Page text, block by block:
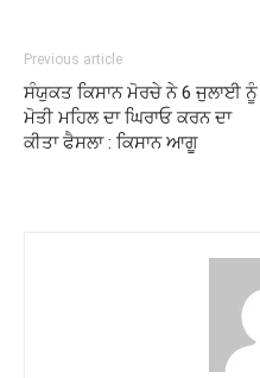
Previous article
ਸੰਯੁਕਤ ਕਿਸਾਨ ਮੋਰਚੇ ਨੇ 6 ਜੁਲਾਈ ਨੂੰ
ਮੋਤੀ ਮਹਿਲ ਦਾ ਘਿਰਾਓ ਕਰਨ ਦਾ
ਕੀਤਾ ਫੈਸਲਾ : ਕਿਸਾਨ ਆਗੂ